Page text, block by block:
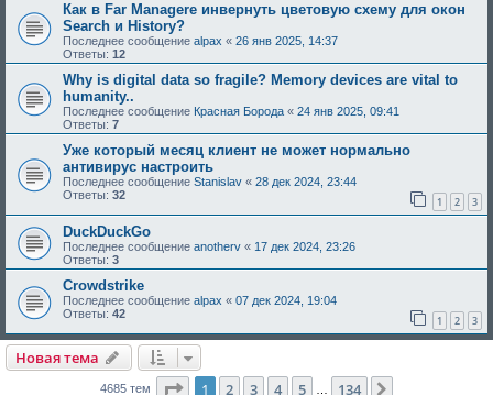
Как в Far Managere инвернуть цветовую схему для окoн
Search и History?
Последнее сообщение alpax « 26 янв 2025, 14:37
Ответы: 12
Why is digital data so fragile? Memory devices are vital to
humanity..
Последнее сообщение Красная Борода « 24 янв 2025, 09:41
Ответы: 7
Уже который месяц клиент не может нормально
антивирус настроить
Последнее сообщение Stanislav « 28 дек 2024, 23:44
Ответы: 32 1 2 3
DuckDuckGo
Последнее сообщение anotherv « 17 дек 2024, 23:26
Ответы: 3
Crowdstrike
Последнее сообщение alpax « 07 дек 2024, 19:04
Ответы: 42 1 2 3
Новая тема
4685 тем Страница из 134
1 2 3 4 5 134